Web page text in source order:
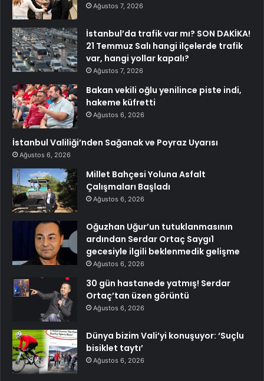
Ağustos 7, 2026
İstanbul’da trafik var mı? SON DAKİKA!
21 Temmuz Salı hangi ilçelerde trafik
var, hangi yollar kapalı?
Ağustos 7, 2026
Bakan vekili oğlu yenilince piste indi,
hakeme küfretti
Ağustos 6, 2026
İstanbul Valiliği’nden Sağanak ve Poyraz Uyarısı
Ağustos 6, 2026
Millet Bahçesi Yoluna Asfalt
Çalışmaları Başladı
Ağustos 6, 2026
Oğuzhan Uğur’un tutuklanmasının
ardından Serdar Ortaç Saygı1
gecesiyle ilgili beklenmedik gelişme
Ağustos 6, 2026
30 gün hastanede yatmış! Serdar
Ortaç’tan üzen görüntü
Ağustos 6, 2026
Dünya bizim Vali’yi konuşuyor: ‘Suçlu
bisiklet taytı’
Ağustos 6, 2026